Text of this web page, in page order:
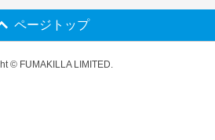
ページトップ
© FUMAKILLA LIMITED.